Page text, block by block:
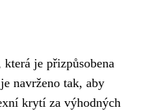
je přizpůsobena
navrženo tak, aby
krytí za výhodných